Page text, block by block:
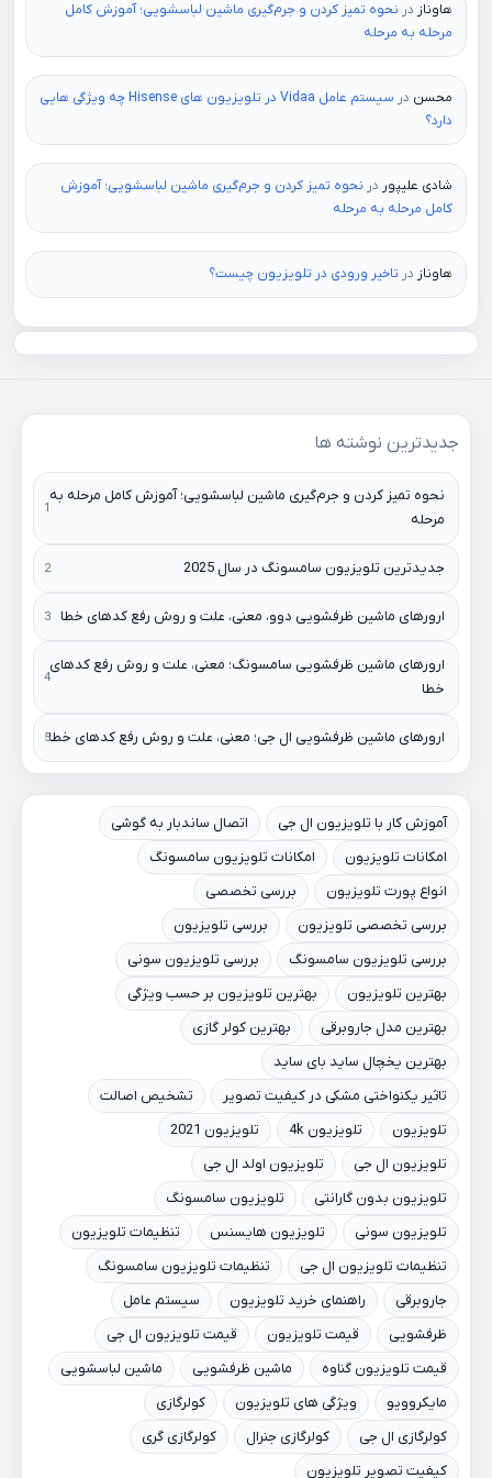
هاوناز در نحوه تمیز کردن و جرم‌گیری ماشین لباسشویی؛ آموزش کامل
مرحله به مرحله
محسن در
سیستم عامل Vidaa در تلویزیون های Hisense چه ویژگی هایی
دارد؟
شادی علیپور در نحوه تمیز کردن و جرم‌گیری ماشین لباسشویی؛ آموزش
کامل مرحله به مرحله
هاوناز در تاخیر ورودی در تلویزیون چیست؟
جدیدترین نوشته ها
نحوه تمیز کردن و جرم‌گیری ماشین لباسشویی؛ آموزش کامل مرحله به
مرحله
جدیدترین تلویزیون سامسونگ در سال 2025
ارورهای ماشین ظرفشویی دوو، معنی، علت و روش رفع کدهای خطا
ارورهای ماشین ظرفشویی سامسونگ؛ معنی، علت و روش رفع کدهای
خطا
ارورهای ماشین ظرفشویی ال جی؛ معنی، علت و روش رفع کدهای خطا
آموزش کار با تلویزیون ال جی
اتصال ساندبار به گوشی
امکانات تلویزیون
امکانات تلویزیون سامسونگ
انواع پورت تلویزیون
بررسی تخصصی
بررسی تخصصی تلویزیون
بررسی تلویزیون
بررسی تلویزیون سامسونگ
بررسی تلویزیون سونی
بهترین تلویزیون
بهترین تلویزیون بر حسب ویژگی
بهترین مدل جاروبرقی
بهترین کولر گازی
بهترین یخچال ساید بای ساید
تاثیر یکنواختی مشکی در کیفیت تصویر
تشخیص اصالت
تلویزیون
تلویزیون 4k
تلویزیون 2021
تلویزیون ال جی
تلویزیون اولد ال جی
تلویزیون بدون گارانتی
تلویزیون سامسونگ
تلویزیون سونی
تلویزیون هایسنس
تنظیمات تلویزیون
تنظیمات تلویزیون ال جی
تنظیمات تلویزیون سامسونگ
جاروبرقی
راهنمای خرید تلویزیون
سیستم عامل
ظرفشویی
قیمت تلویزیون
قیمت تلویزیون ال جی
قیمت تلویزیون گناوه
ماشین ظرفشویی
ماشین لباسشویی
مایکروویو
ویژگی های تلویزیون
کولرگازی
کولرگازی ال جی
کولرگازی جنرال
کولرگازی گری
کیفیت تصویر تلویزیون